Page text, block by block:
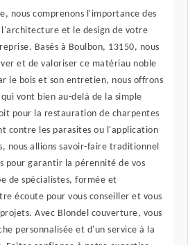
nous comprenons l'importance des
l'architecture et le design de votre
Basés à Boulbon, 13150, nous
et de valoriser ce matériau noble
le bois et son entretien, nous offrons
vont bien au-delà de la simple
pour la restauration de charpentes
contre les parasites ou l'application
nous allions savoir-faire traditionnel
pour garantir la pérennité de vos
de spécialistes, formée et
écoute pour vous conseiller et vous
Avec Blondel couverture, vous
personnalisée et d'un service à la